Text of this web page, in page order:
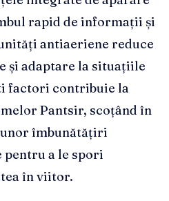
rapid de informații și
antiaeriene reduce
și adaptare la situațiile
factori contribuie la
Pantsir, scoțând în
îmbunătățiri
a le spori
în viitor.